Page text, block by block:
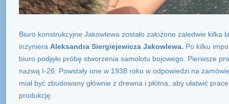
Biuro konstrukcyjne Jakowlewa zostało założone zaledwie
inżyniera Aleksandra Siergiejewicza Jakowlewa. Po kilku
biuro podjęło próbę stworzenia samolotu bojowego. Pierwsze
nazwą I-26. Powstały one w 1938 roku w odpowiedzi na
miał być zbudowany głównie z drewna i płótna, aby ułatwić
produkcję.